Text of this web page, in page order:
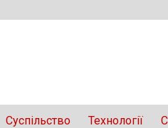
Суспільство Технології